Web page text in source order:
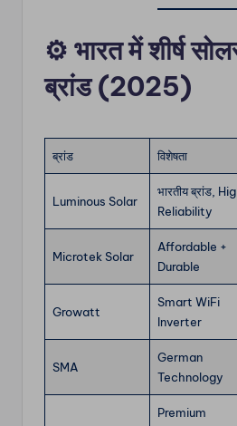
⚙️ भारत में शीर्ष
ब्रांड (2025)
ब्रांड विशेषता
Luminous Solar
भारतीय ब्रांड,
Reliability
Microtek Solar
Affordable +
Durable
Growatt
Smart WiFi
Inverter
SMA
German
Technology
Premium